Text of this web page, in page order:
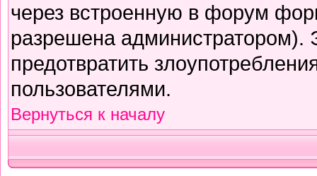
через встроенную в форум
разрешена администратором).
предотвратить
пользователями.
Вернуться к началу